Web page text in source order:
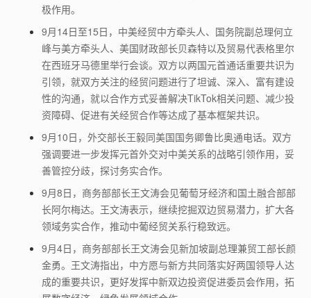
极作用。
9月14日至15日，中美经贸中方牵头人、国务院副总理何立
峰与美方牵头人、美国财政部长贝森特以及贸易代表格里尔
在西班牙马德里举行会谈。双方以两国元首通话重要共识为
引领，就双方关注的经贸问题进行了坦诚、深入、富有建设
性的沟通，就以合作方式妥善解决TikTok相关问题、减少投
资障碍、促进有关经贸合作等达成了基本框架共识。
9月10日，外交部长王毅同美国国务卿鲁比奥通电话。双方
强调要进一步发挥元首外交对中美关系的战略引领作用，妥
善管控分歧，探讨务实合作。
9月8日，商务部部长王文涛会见葡萄牙经济和国土融合部部
长阿尔梅达。王文涛表示，继续挖掘双边贸易潜力，扩大各
领域务实合作，推动中葡经贸关系行稳致远。
9月4日，商务部部长王文涛会见新加坡副总理兼贸工部长颜
金勇。王文涛指出，中方愿与新方共同落实好两国领导人达
成的重要共识，更好发挥中新双边投资促进委员会作用，拓